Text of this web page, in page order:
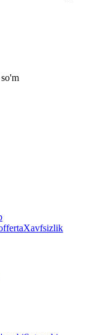
Xavfsizlik